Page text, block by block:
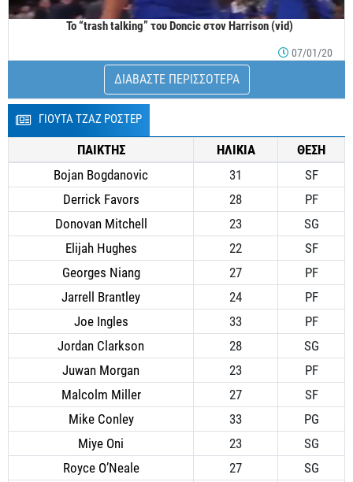
To “trash talking” του Doncic στον Harrison (vid)
07/01/20
ΔΙΑΒΑΣΤΕ ΠΕΡΙΣΣΟΤΕΡΑ
ΓΙΟΥΤΑ ΤΖΑΖ ΡΟΣΤΕΡ
ΠΑΙΚΤΗΣ ΗΛΙΚΙΑ
ΘΕΣΗ
Bojan Bogdanovic
31
SF
Derrick Favors
28
PF
Donovan Mitchell
23
SG
Elijah Hughes
22
SF
Georges Niang
27
PF
Jarrell Brantley
24
PF
Joe Ingles
33
PF
Jordan Clarkson
28
SG
Juwan Morgan
23
PF
Malcolm Miller
27
SF
Mike Conley
33
PG
Miye Oni
23
SG
Royce O’Neale
27
SG